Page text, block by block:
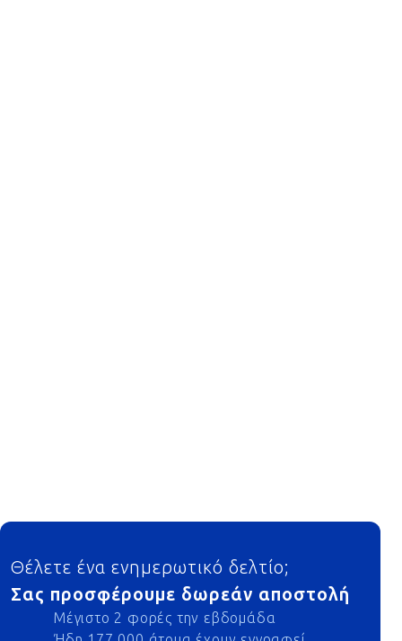
Footer
Θέλετε ένα ενημερωτικό δελτίο;
Σας προσφέρουμε δωρεάν αποστολή
Μέγιστο 2 φορές την εβδομάδα